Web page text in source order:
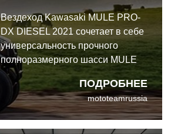
ПОДРОБНЕЕ
Вездеход Kawasaki MULE PRO-
DX DIESEL 2021 сочетает в себе
универсальность прочного
полноразмерного шасси MULE
PRO и мощный дизельный
двигатель. Основные и
дополнительные особенности.
mototeamrussia